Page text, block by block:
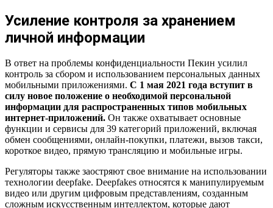
Усиление контроля за хранением
личной информации
В ответ на проблемы конфиденциальности Пекин усилил
контроль за сбором и использованием персональных данных
мобильными приложениями. С 1 мая 2021 года вступит в
силу новое положение о необходимой персональной
информации для распространенных типов мобильных
интернет-приложений. Он также охватывает основные
функции и сервисы для 39 категорий приложений, включая
обмен сообщениями, онлайн-покупки, платежи, вызов такси,
короткое видео, прямую трансляцию и мобильные игры.
Регуляторы также заостряют свое внимание на использовании
технологии deepfake. Deepfakes относятся к манипулируемым
видео или другим цифровым представлениям, созданным
сложным искусственным интеллектом, которые дают